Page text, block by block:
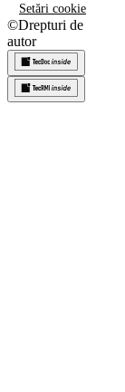
Setări cookie
©Drepturi de
autor